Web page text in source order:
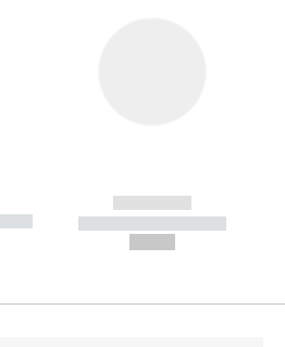
------------
----------- -----------